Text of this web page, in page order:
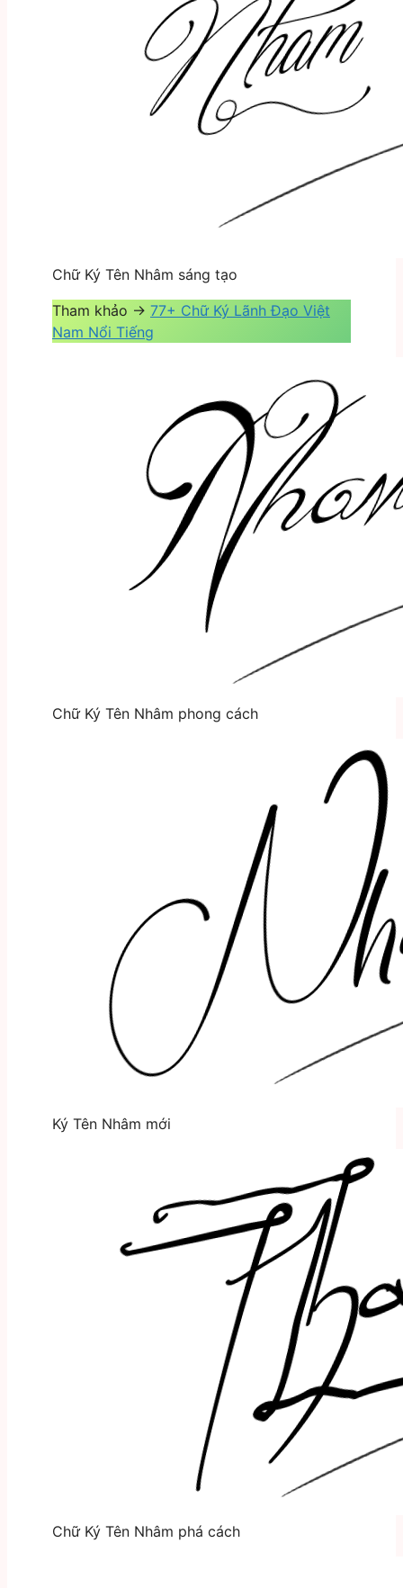
Chữ Ký Tên Nhâm sáng tạo
Tham khảo -> 77+ Chữ Ký Lãnh Đạo Việt
Nam Nổi Tiếng
Chữ Ký Tên Nhâm phong cách
Ký Tên Nhâm mới
Chữ Ký Tên Nhâm phá cách